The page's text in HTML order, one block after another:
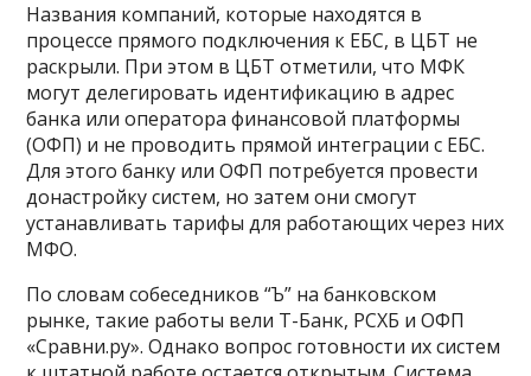
Названия компаний, которые находятся в
процессе прямого подключения к ЕБС, в ЦБТ не
раскрыли. При этом в ЦБТ отметили, что МФК
могут делегировать идентификацию в адрес
банка или оператора финансовой платформы
(ОФП) и не проводить прямой интеграции с ЕБС.
Для этого банку или ОФП потребуется провести
донастройку систем, но затем они смогут
устанавливать тарифы для работающих через них
МФО.
По словам собеседников “Ъ” на банковском
рынке, такие работы вели Т-Банк, РСХБ и ОФП
«Сравни.ру». Однако вопрос готовности их систем